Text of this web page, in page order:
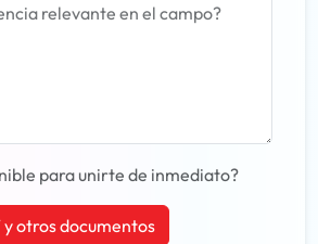
relevante en el campo?
para unirte de inmediato?
y otros documentos